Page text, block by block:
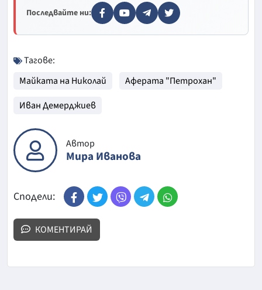
Последвайте ни:
Тагове:
Майката на Николай
Аферата "Петрохан"
Иван Демерджиев
Автор
Мира Иванова
Сподели:
КОМЕНТИРАЙ